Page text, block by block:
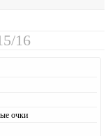
16
очки